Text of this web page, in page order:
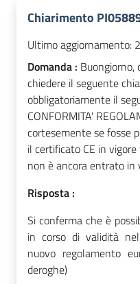
Chiarimento
Ultimo aggiornamento:
Domanda : Buongiorno,
chiedere il seguente
obbligatoriamente il
CONFORMITA'
cortesemente se fosse
il certificato CE in
non è ancora entrato in
Risposta :
Si conferma che è
in corso di validità
nuovo regolamento
deroghe)